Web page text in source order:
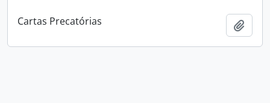
Cartas Precatórias